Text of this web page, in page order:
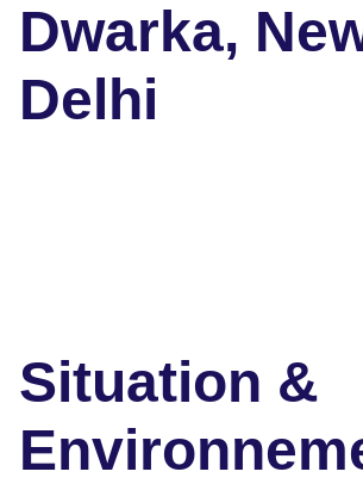
Dwarka,
Delhi
Situation &